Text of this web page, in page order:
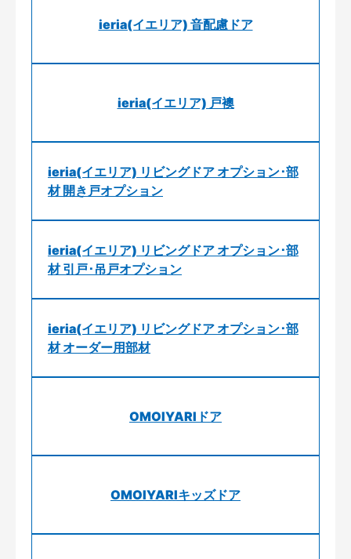
ieria(イエリア) 音配慮ドア
ieria(イエリア) 戸襖
ieria(イエリア) リビングドア オプション･部
材 開き戸オプション
ieria(イエリア) リビングドア オプション･部
材 引戸･吊戸オプション
ieria(イエリア) リビングドア オプション･部
材 オーダー用部材
OMOIYARIドア
OMOIYARIキッズドア